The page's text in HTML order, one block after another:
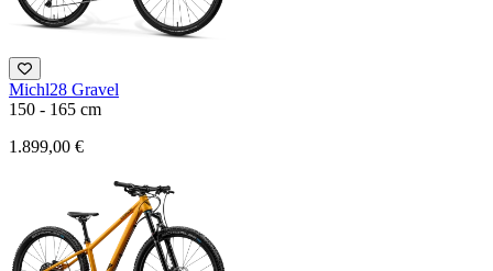
Michl28 Gravel
150 - 165 cm
1.899,00 €